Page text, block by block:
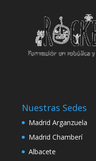
panel
Panel
Nuestras Sedes
Madrid Arganzuela
Madrid Chamberí
Albacete